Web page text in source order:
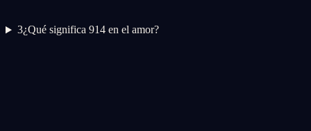
3¿Qué significa 914 en el amor?